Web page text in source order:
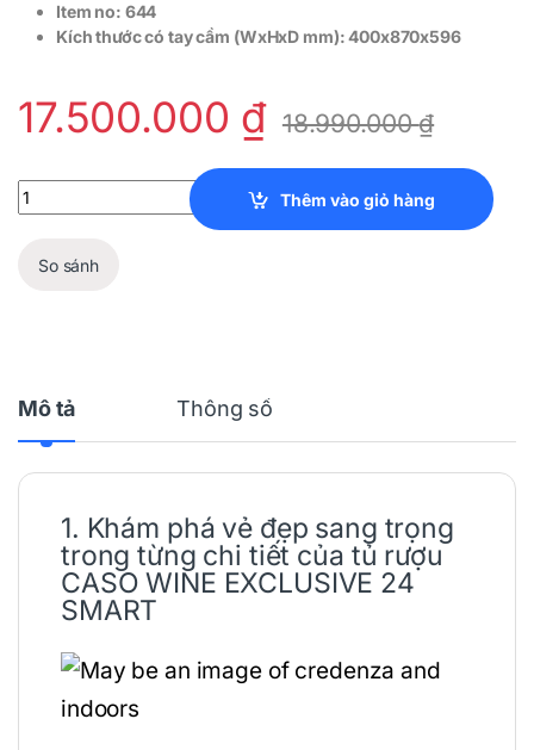
Item no: 644
Kích thước có tay cầm (WxHxD mm): 400x870x596
17.500.000 ₫ 18.990.000₫
Tủ Rượu CASO WINE EXCLUSIVE 24 SMART quantity
Thêm vào giỏ hàng
So sánh
Mô tả Thông số
1. Khám phá vẻ đẹp sang trọng
trong từng chi tiết của tủ rượu
CASO WINE EXCLUSIVE 24
SMART